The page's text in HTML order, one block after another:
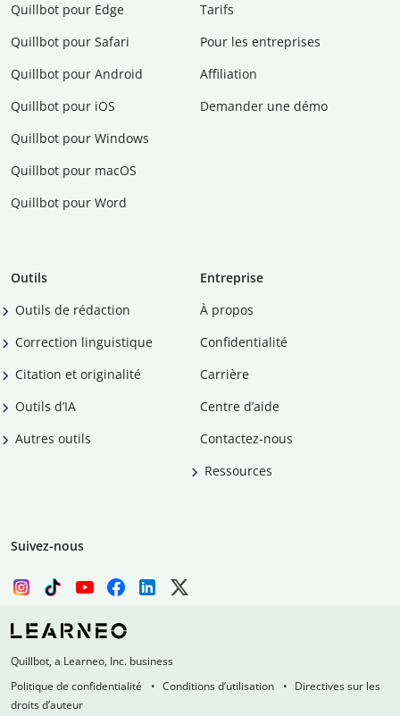
Quillbot pour Edge
Quillbot pour Safari
Quillbot pour Android
Quillbot pour iOS
Quillbot pour Windows
Quillbot pour macOS
Quillbot pour Word
Tarifs
Pour les entreprises
Affiliation
Demander une démo
Outils
Outils de rédaction
Correction linguistique
Citation et originalité
Outils d’IA
Autres outils
Entreprise
À propos
Confidentialité
Carrière
Centre d’aide
Contactez-nous
Ressources
Suivez-nous
Quillbot, a Learneo, Inc. business
Politique de confidentialité
Conditions d’utilisation
Directives sur les
droits d’auteur